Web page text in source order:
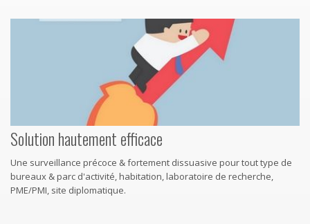
Solution hautement efficace
Une surveillance précoce & fortement dissuasive pour tout type de
bureaux & parc d'activité, habitation, laboratoire de recherche,
PME/PMI, site diplomatique.